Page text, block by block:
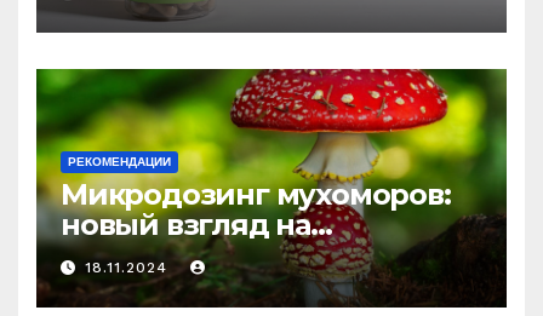
средство против усталости
и истощения
РЕКОМЕНДАЦИИ
Микродозинг мухоморов:
новый взгляд на
психоделику
18.11.2024